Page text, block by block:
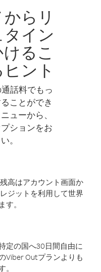
らリ
イン
るこ
ント
話料でもっ
ことができ
ューから、
ションをお
。
高はアカウント画面か
ジットを利用して世界
す。
定の国へ30日間自由に
Viber Outプランよりも